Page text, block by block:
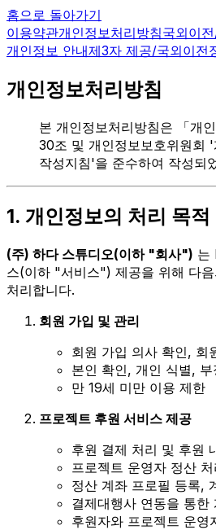
홈으로 돌아가기
이용약관개인정보처리방침국외이
개인정보 안내제3자 제공/국외이전
개인정보처리방침
본 개인정보처리방침은 「개
30조 및 개인정보보호위원회
작성지침'을 준수하여 작성되
1. 개인정보의 처리 목적
(주) 하다 스튜디오(이하 "회사") 는
스(이하 "서비스") 제공을 위해 다
처리합니다.
회원 가입 및 관리
회원 가입 의사 확인, 회
본인 확인, 개인 식별, 부
만 19세 미만 이용 제한
프로젝트 후원 서비스 제공
후원 결제 처리 및 후원
프로젝트 운영자 정산 처
정산 계좌 프로필 등록,
결제대행사 연동을 통한
후원자와 프로젝트 운영